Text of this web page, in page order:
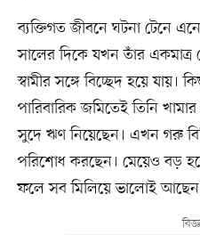
ব্যক্তিগত জীবনে ঘটনা টেনে
সালের দিকে যখন তাঁর
স্বামীর সঙ্গে বিচ্ছেদ হয়ে যায়।
পারিবারিক জমিতেই তিনি
সুদে ঋণ নিয়েছেন। এখন গরু
পরিশোধ করছেন। মেয়েও বড় হয়ে
ফলে সব মিলিয়ে ভালোই আছেন